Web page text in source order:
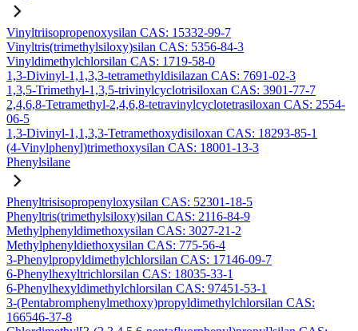
Vinyltriisopropenoxysilan CAS: 15332-99-7
Vinyltris(trimethylsiloxy)silan CAS: 5356-84-3
Vinyldimethylchlorsilan CAS: 1719-58-0
1,3-Divinyl-1,1,3,3-tetramethyldisilazan CAS: 7691-02-3
1,3,5-Trimethyl-1,3,5-trivinylcyclotrisiloxan CAS: 3901-77-7
2,4,6,8-Tetramethyl-2,4,6,8-tetravinylcyclotetrasiloxan CAS: 2554-
06-5
1,3-Divinyl-1,1,3,3-Tetramethoxydisiloxan CAS: 18293-85-1
(4-Vinylphenyl)trimethoxysilan CAS: 18001-13-3
Phenylsilane
Phenyltrisisopropenyloxysilan CAS: 52301-18-5
Phenyltris(trimethylsiloxy)silan CAS: 2116-84-9
Methylphenyldimethoxysilan CAS: 3027-21-2
Methylphenyldiethoxysilan CAS: 775-56-4
3-Phenylpropyldimethylchlorsilan CAS: 17146-09-7
6-Phenylhexyltrichlorsilan CAS: 18035-33-1
6-Phenylhexyldimethylchlorsilan CAS: 97451-53-1
3-(Pentabromphenylmethoxy)propyldimethylchlorsilan CAS:
166546-37-8